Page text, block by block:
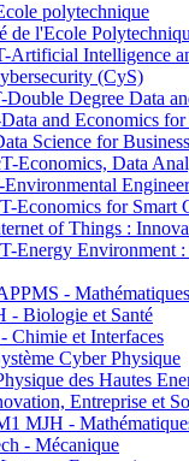
polytechnique
de l'Ecole
Intelligence
(CyS)
Degree Data
and Economics
Science for Business
Economics, Data
Economics for Smart
of Things :
Energy Environment
-
Biologie et Santé
et Interfaces
Cyber Physique
des Hautes
Entreprise et
MJH -
- Mécanique